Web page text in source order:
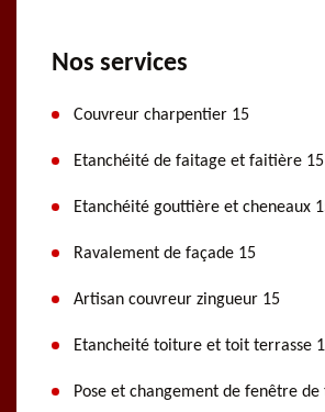
Nos services
Couvreur charpentier 15
Etanchéité de faitage et faitière 15
Etanchéité gouttière et cheneaux
Ravalement de façade 15
Artisan couvreur zingueur 15
Etancheité toiture et toit terrasse
Pose et changement de fenêtre